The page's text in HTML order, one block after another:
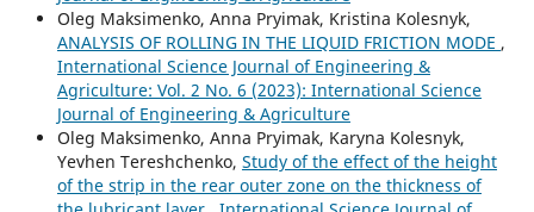
Oleg Maksimenko, Anna Pryimak, Kristina Kolesnyk,
ANALYSIS OF ROLLING IN THE LIQUID FRICTION MODE ,
International Science Journal of Engineering &
Agriculture: Vol. 2 No. 6 (2023): International Science
Journal of Engineering & Agriculture
Oleg Maksimenko, Anna Pryimak, Karyna Kolesnyk,
Yevhen Tereshchenko, Study of the effect of the height
of the strip in the rear outer zone on the thickness of